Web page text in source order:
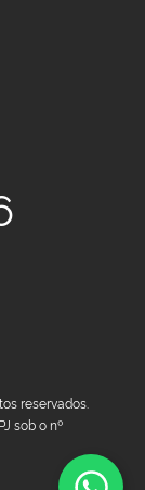
reservados.
sob o nº